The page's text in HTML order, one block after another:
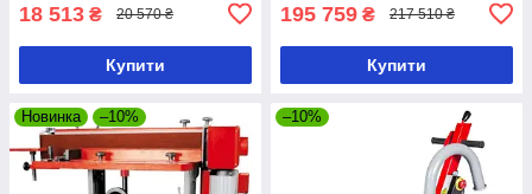
18 513 ₴ 20 570 ₴
Купити
195 759 ₴ 217 510 ₴
Купити
Новинка –10% –10%